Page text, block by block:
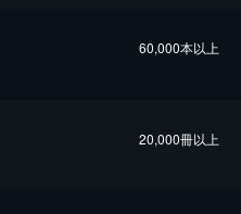
60,000本以上
20,000冊以上